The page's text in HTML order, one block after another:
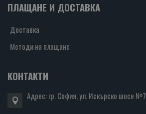
ПЛАЩАНЕ И ДОСТАВКА
Доставка
Методи на плащане
КОНТАКТИ
Адрес: гр. София, ул. Искърско шосе №7